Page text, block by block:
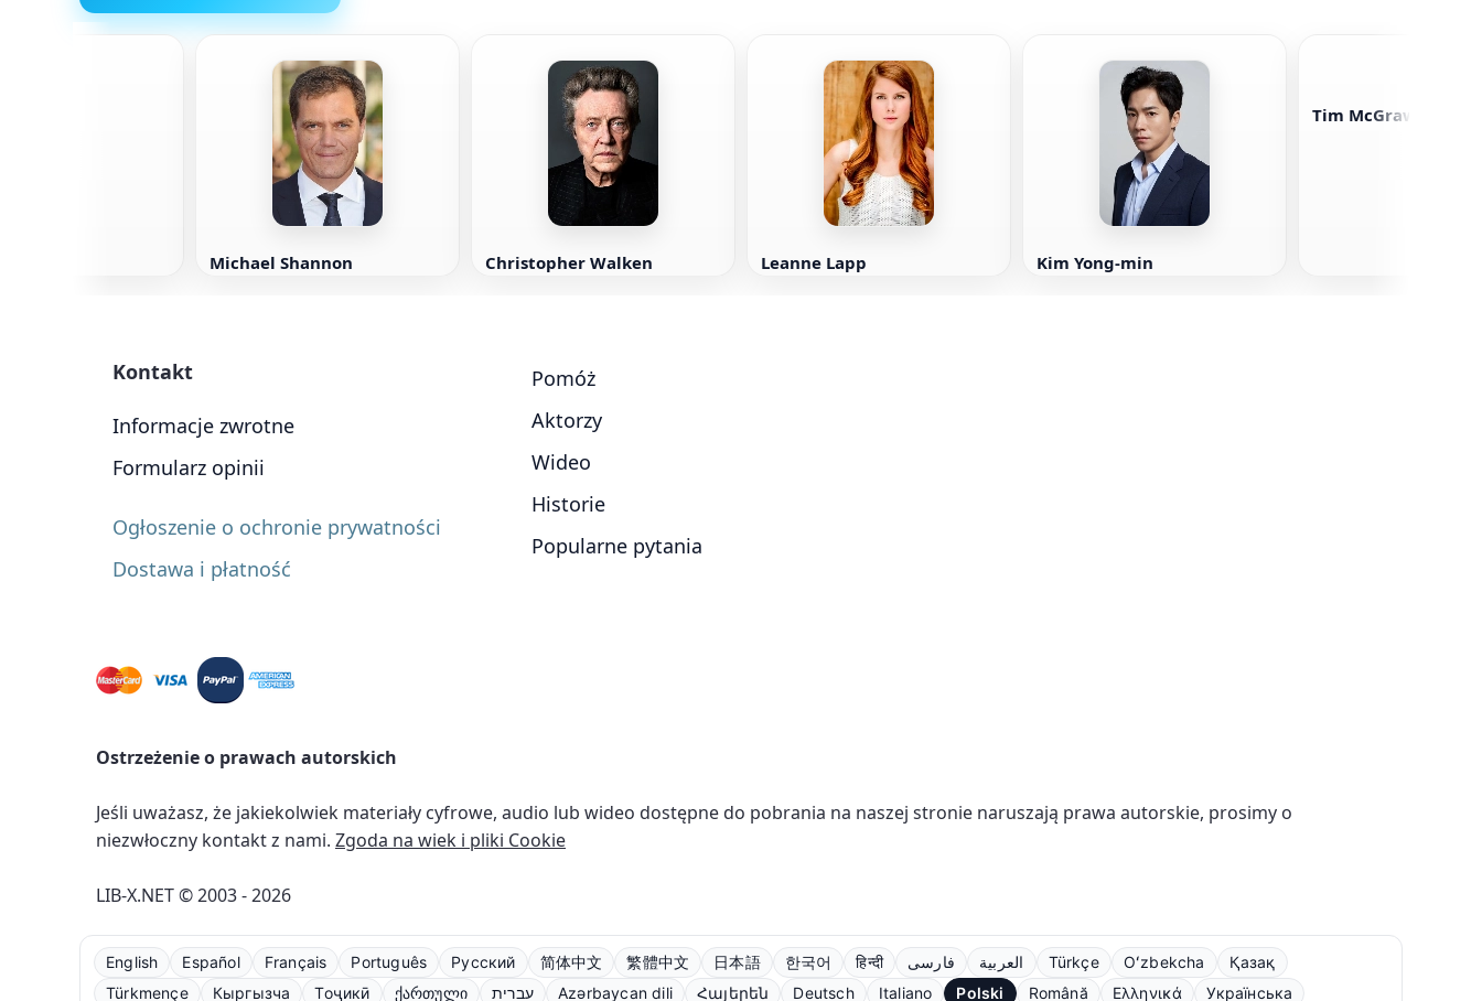
Michael Shannon Christopher Walken Leanne Lapp Kim Yong-min
Tim McGraw
Kontakt
Informacje zwrotne
Formularz opinii
Ogłoszenie o ochronie prywatności
Dostawa i płatność
Pomóż
Aktorzy
Wideo
Historie
Popularne pytania
Ostrzeżenie o prawach autorskich
Jeśli uważasz, że jakiekolwiek materiały cyfrowe, audio lub wideo dostępne do pobrania na naszej stronie naruszają prawa autorskie, prosimy o
niezwłoczny kontakt z nami. Zgoda na wiek i pliki Cookie
LIB-X.NET © 2003 - 2026
English Español Français Português Русский 简体中文 繁體中文 日本語 한국어 हिन्दी فارسی العربية Türkçe Oʻzbekcha
Қазақ
Türkmençe
Кыргызча Тоҷикӣ ქართული עברית Azərbaycan dili Հայերեն Deutsch Italiano Polski Română Ελληνικά Українська